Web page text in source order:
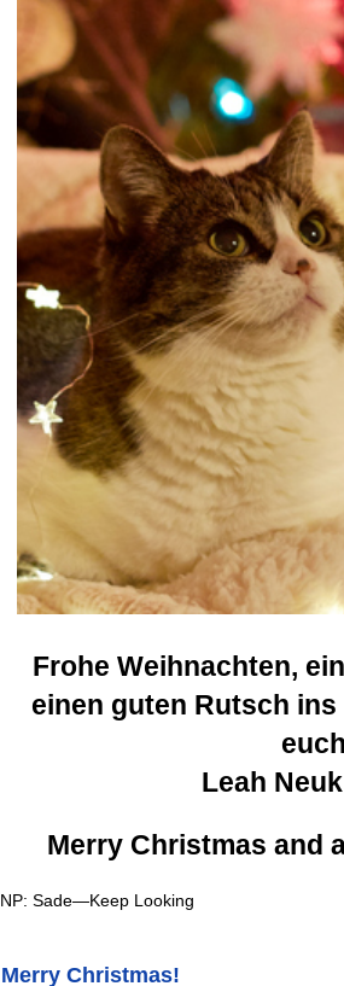
Frohe Weihnachten,
einen guten Rutsch
Leah
Merry Christmas and
NP: Sade—Keep Looking
Merry Christmas!